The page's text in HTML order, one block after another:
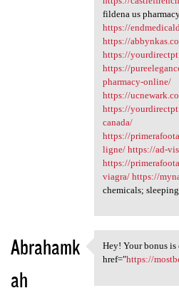
fildena us
https://
https://
https://
https://
pharmacy-online/
https://
https://
canada/
https://
ligne/ https://ad-
https://
viagra/ https://
chemicals;
Abrahamk
ah
Hey! Your
Hey! Your bonus
href="https://